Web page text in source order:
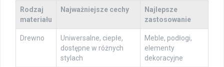
Rodzaj
materiału
Najważniejsze cechy
Najlepsze
zastosowanie
Drewno
Uniwersalne, ciepłe,
dostępne w różnych
stylach
Meble, podłogi,
elementy
dekoracyjne